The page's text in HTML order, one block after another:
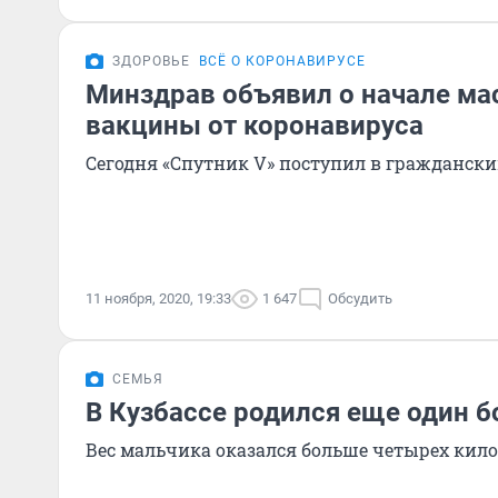
ЗДОРОВЬЕ ВСЁ О КОРОНАВИРУСЕ
Минздрав объявил о начале
вакцины от коронавируса
Сегодня «Спутник V» поступил в
11 ноября, 2020, 19:33 1 647 Обсудить
СЕМЬЯ
В Кузбассе родился еще один
Вес мальчика оказался больше четырех